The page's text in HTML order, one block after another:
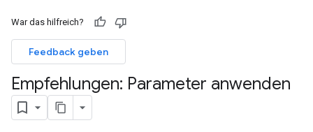
War das hilfreich?
Feedback geben
Empfehlungen: Parameter anwenden